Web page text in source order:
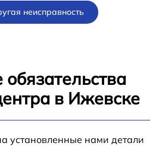
неисправность
в Ижевске
установленные нами детали